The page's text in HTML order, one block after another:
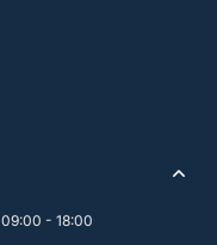
09:00 - 18:00